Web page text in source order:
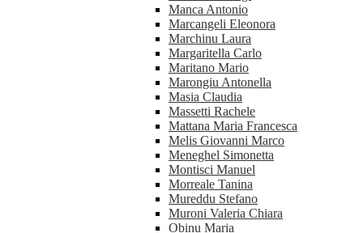
Manca Antonio
Marcangeli Eleonora
Marchinu Laura
Margaritella Carlo
Maritano Mario
Marongiu Antonella
Masia Claudia
Massetti Rachele
Mattana Maria Francesca
Melis Giovanni Marco
Meneghel Simonetta
Montisci Manuel
Morreale Tanina
Mureddu Stefano
Muroni Valeria Chiara
Obinu Maria